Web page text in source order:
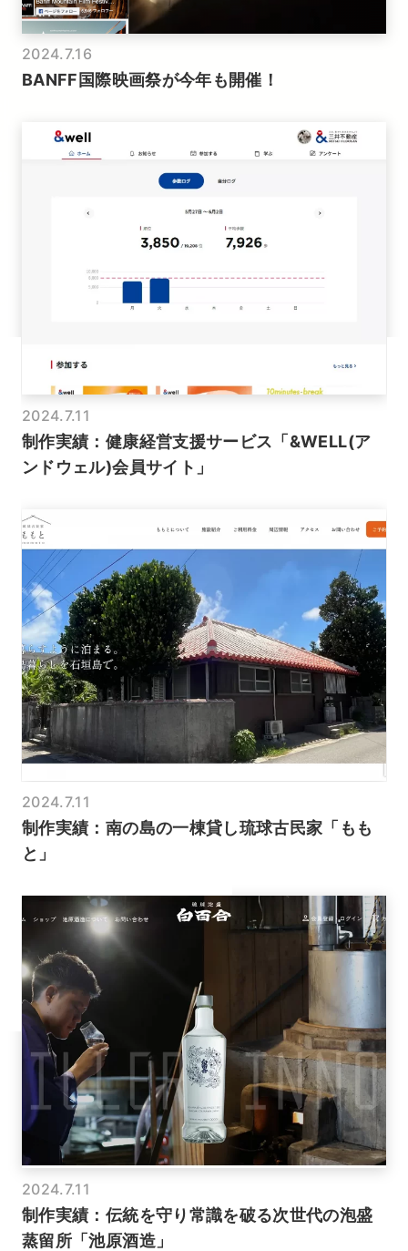
2024.7.16
BANFF国際映画祭が今年も開催！
2024.7.11
制作実績：健康経営支援サービス「&WELL(ア
ンドウェル)会員サイト」
2024.7.11
制作実績：南の島の一棟貸し琉球古民家「もも
と」
2024.7.11
制作実績：伝統を守り常識を破る次世代の泡盛
蒸留所「池原酒造」